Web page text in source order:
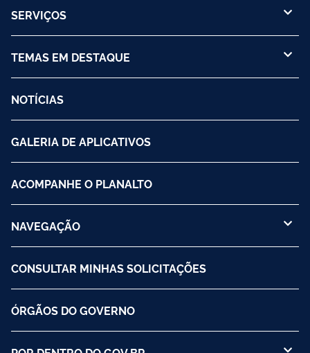
SERVIÇOS
TEMAS EM DESTAQUE
NOTÍCIAS
GALERIA DE APLICATIVOS
ACOMPANHE O PLANALTO
NAVEGAÇÃO
CONSULTAR MINHAS SOLICITAÇÕES
ÓRGÃOS DO GOVERNO